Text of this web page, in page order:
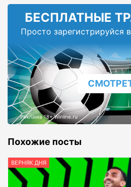
БЕСПЛАТНЫЕ
Просто зарегистрируйся
Реклама 18+ Winline.ru
Похожие посты
ВЕРНЯК ДНЯ